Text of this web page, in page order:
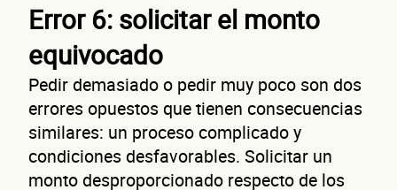
Error 6: solicitar el monto
equivocado
Pedir demasiado o pedir muy poco son dos
errores opuestos que tienen consecuencias
similares: un proceso complicado y
condiciones desfavorables. Solicitar un
monto desproporcionado respecto de los
Autorización inmediata 100% autoservicio Sin costo por
Solicita aquí tulínea de liquidez
Esta es una conversación de 2 minutos, no un trámite